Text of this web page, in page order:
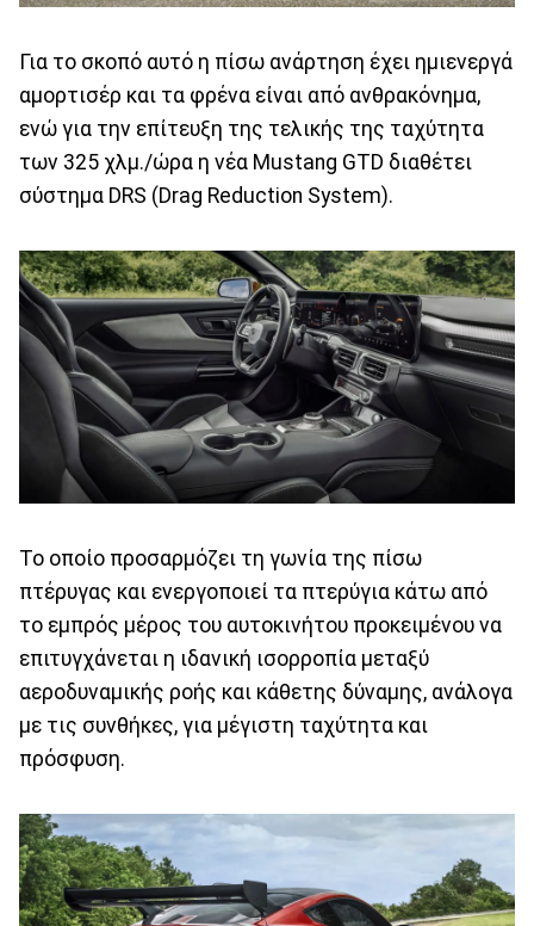
Για το σκοπό αυτό η πίσω ανάρτηση έχει ημιενεργά
αμορτισέρ και τα φρένα είναι από ανθρακόνημα,
ενώ για την επίτευξη της τελικής της ταχύτητα
των 325 χλμ./ώρα η νέα Mustang GTD διαθέτει
σύστημα DRS (Drag Reduction System).
Το οποίο προσαρμόζει τη γωνία της πίσω
πτέρυγας και ενεργοποιεί τα πτερύγια κάτω από
το εμπρός μέρος του αυτοκινήτου προκειμένου να
επιτυγχάνεται η ιδανική ισορροπία μεταξύ
αεροδυναμικής ροής και κάθετης δύναμης, ανάλογα
με τις συνθήκες, για μέγιστη ταχύτητα και
πρόσφυση.